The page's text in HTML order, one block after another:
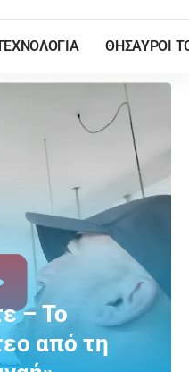
ΘΗΣΑΥΡΟΙ
– Το
από τη